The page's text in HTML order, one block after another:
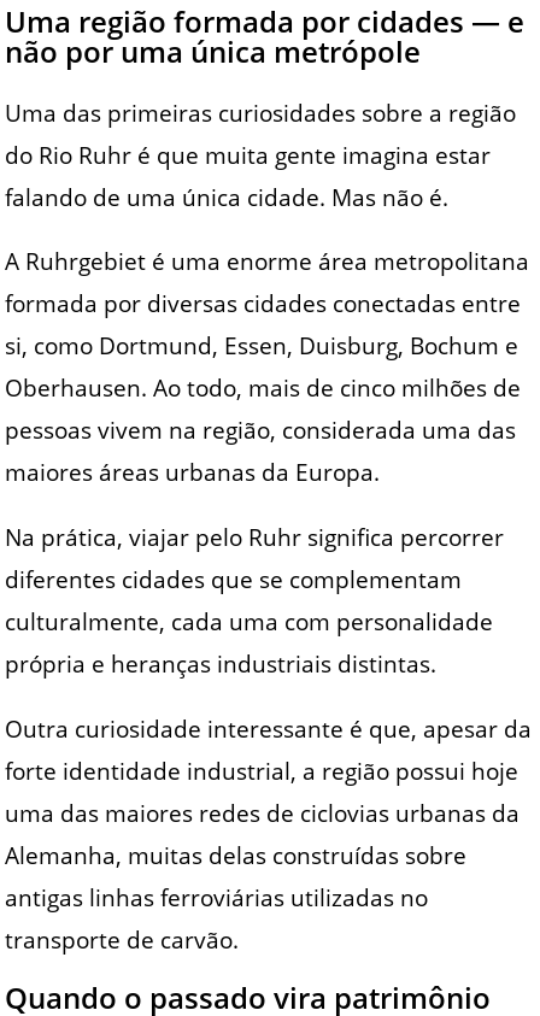
Uma região formada por cidades — e
não por uma única metrópole
Uma das primeiras curiosidades sobre a região
do Rio Ruhr é que muita gente imagina estar
falando de uma única cidade. Mas não é.
A Ruhrgebiet é uma enorme área metropolitana
formada por diversas cidades conectadas entre
si, como Dortmund, Essen, Duisburg, Bochum e
Oberhausen. Ao todo, mais de cinco milhões de
pessoas vivem na região, considerada uma das
maiores áreas urbanas da Europa.
Na prática, viajar pelo Ruhr significa percorrer
diferentes cidades que se complementam
culturalmente, cada uma com personalidade
própria e heranças industriais distintas.
Outra curiosidade interessante é que, apesar da
forte identidade industrial, a região possui hoje
uma das maiores redes de ciclovias urbanas da
Alemanha, muitas delas construídas sobre
antigas linhas ferroviárias utilizadas no
transporte de carvão.
Quando o passado vira patrimônio